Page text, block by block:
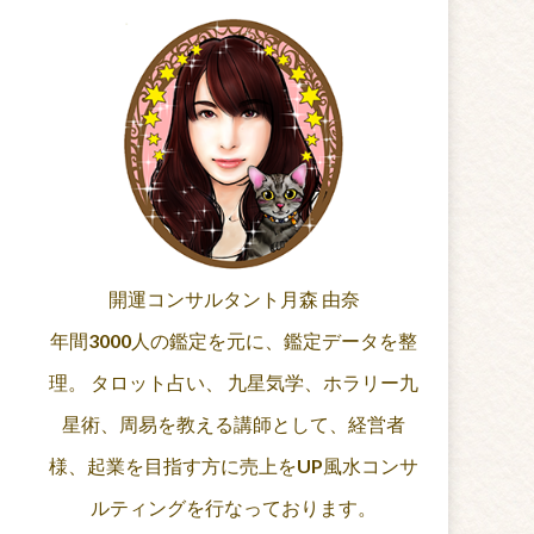
開運コンサルタント月森 由奈
年間3000人の鑑定を元に、鑑定データを整
理。 タロット占い、 九星気学、ホラリー九
星術、周易を教える講師として、経営者
様、起業を目指す方に売上をUP風水コンサ
ルティングを行なっております。